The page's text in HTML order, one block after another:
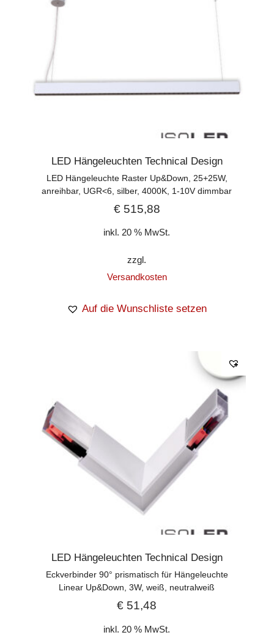
LED Hängeleuchten Technical Design
LED Hängeleuchte Raster Up&Down, 25+25W,
anreihbar, UGR<6, silber, 4000K, 1-10V dimmbar
€515,88
inkl. 20 % MwSt.
zzgl.
Versandkosten
Auf die Wunschliste setzen
LED Hängeleuchten Technical Design
Eckverbinder 90° prismatisch für Hängeleuchte
Linear Up&Down, 3W, weiß, neutralweiß
€ 51,48
inkl. 20 % MwSt.